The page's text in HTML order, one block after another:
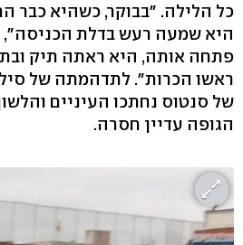
כל הלילה. "בבוקר, כשהיא כבר
היא שמעה רעש בדלת הכניסה",
פתחה אותה, היא ראתה תיק
ראשו הכרות". לתדהמתה של
של סנטוס נחתכו העיניים
הגופה עדיין חסרה.